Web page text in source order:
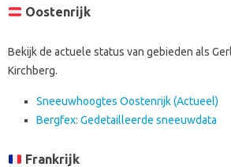
Oostenrijk
Bekijk de actuele status van gebieden als
Kirchberg.
Sneeuwhoogtes Oostenrijk (Actueel)
Bergfex: Gedetailleerde sneeuwdata
Frankrijk